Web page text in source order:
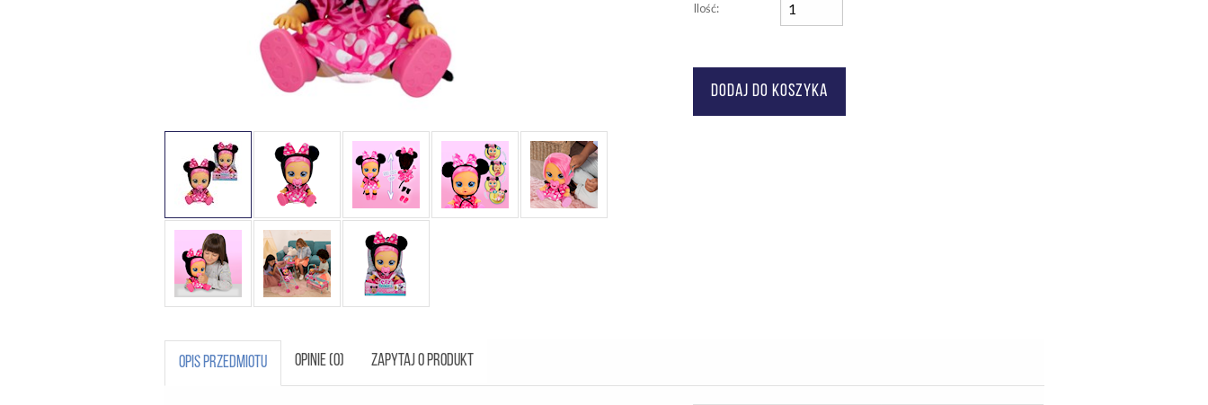
Ilość:
OPIS PRZEDMIOTU OPINIE (0) ZAPYTAJ O PRODUKT